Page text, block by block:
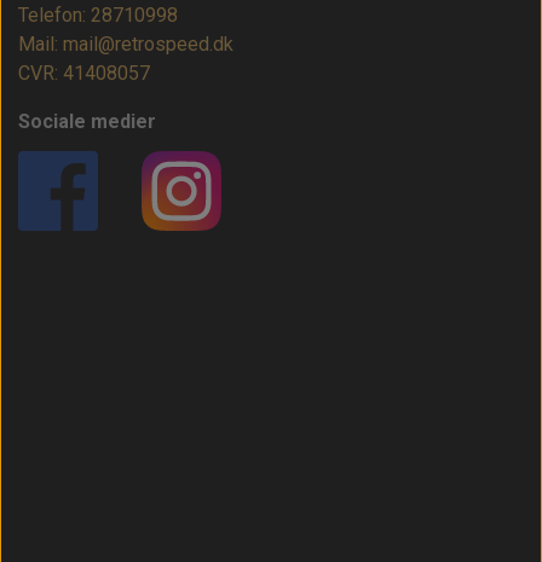
Telefon: 28710998
Mail: mail@retrospeed.dk
CVR: 41408057
Sociale medier